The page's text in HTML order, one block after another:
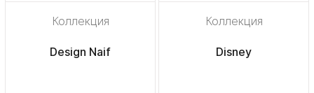
Коллекция
Design Naif
Коллекция
Disney